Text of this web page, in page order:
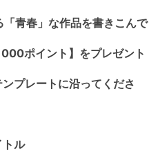
青春」な作品を書きこんで
イント】をプレゼント
レートに沿ってくださ
ル